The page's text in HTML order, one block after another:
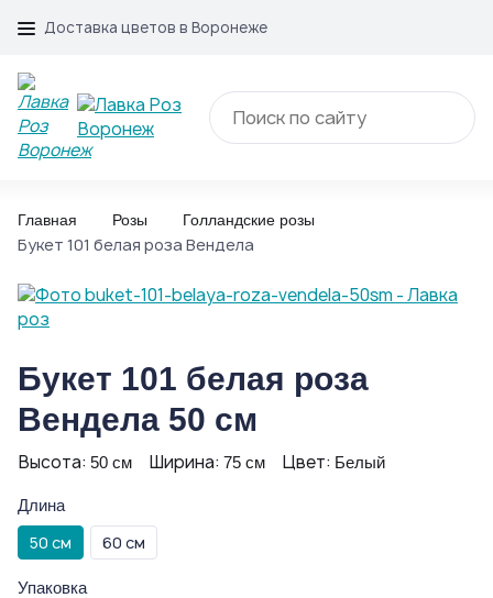
Доставка цветов в Воронеже
Главная Розы Голландские розы
Букет 101 белая роза Вендела
Букет 101 белая роза
Вендела 50 см
Высота: 50 см Ширина: 75 см Цвет: Белый
Длина
50 см 60 см
Упаковка